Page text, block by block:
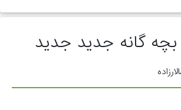
گانه جدید جدید